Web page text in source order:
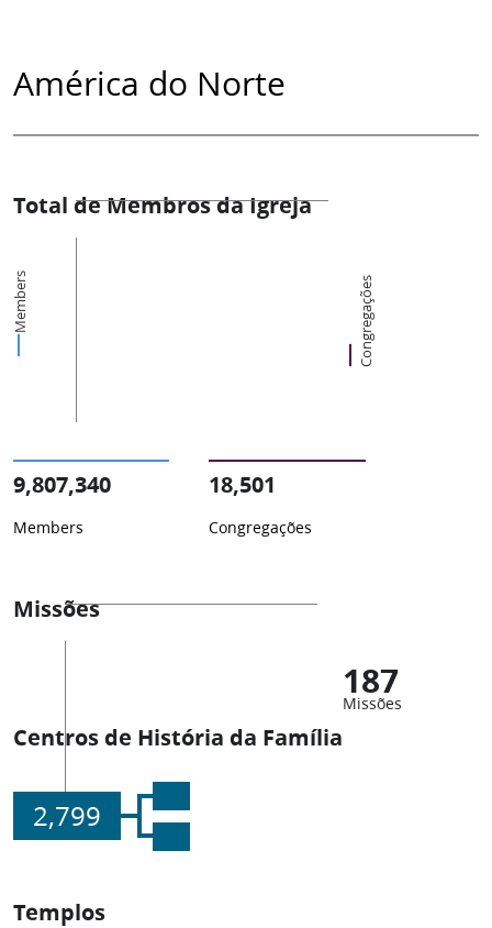
América do Norte
Total de Membros da Igreja
Members Congregações
9,807,340
Members
18,501
Congregações
Missões
187
Missões
Centros de História da Família
2,799
Templos